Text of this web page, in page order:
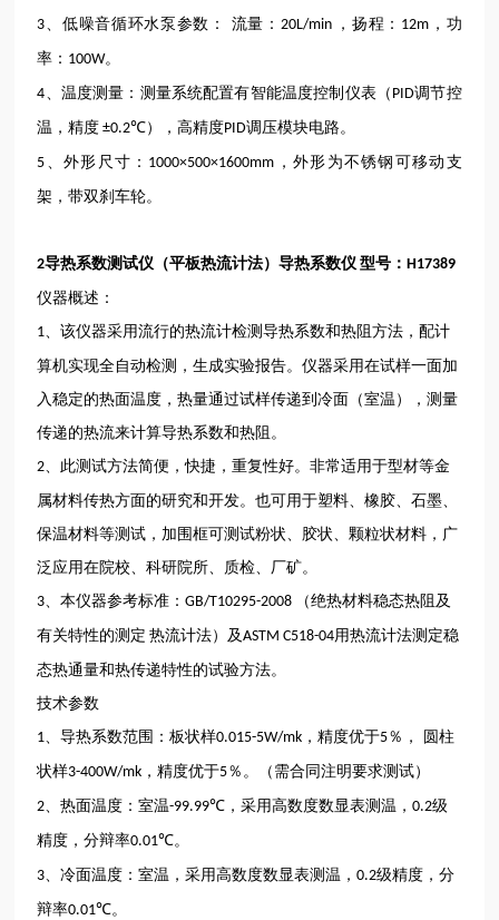
3 、低噪音循环水泵参数： 流量： 20L/min ，扬程： 12m ，功
率： 100W。
4 、温度测量：测量系统配置有智能温度控制仪表（ PID调节控
温，精度 ±0.2℃），高精度PID调压模块电路。
5 、外形尺寸： 1000×500×1600mm ，外形为不锈钢可移动支
架，带双刹车轮。
2导热系数测试仪（平板热流计法）导热系数仪 型号：H17389
仪器概述：
1 、该仪器采用流行的热流计检测导热系数和热阻方法，配计
算机实现全自动检测，生成实验报告。仪器采用在试样一面加
入稳定的热面温度，热量通过试样传递到冷面（室温），测量
传递的热流来计算导热系数和热阻。
2 、此测试方法简便，快捷，重复性好。非常适用于型材等金
属材料传热方面的研究和开发。也可用于塑料、橡胶、石墨、
保温材料等测试，加围框可测试粉状、胶状、颗粒状材料，广
泛应用在院校、科研院所、质检、厂矿。
3 、本仪器参考标准：GB/T10295-2008 （绝热材料稳态热阻及
有关特性的测定 热流计法）及ASTM C518-04用热流计法测定稳
态热通量和热传递特性的试验方法。
技术参数
1 、导热系数范围：板状样0.015-5W/mk ，精度优于5％， 圆柱
状样3-400W/mk ，精度优于5％。（需合同注明要求测试）
2 、热面温度：室温-99.99℃ ，采用高数度数显表测温，0.2级
精度，分辩率0.01℃。
3 、冷面温度：室温，采用高数度数显表测温，0.2级精度，分
辩率0.01℃。